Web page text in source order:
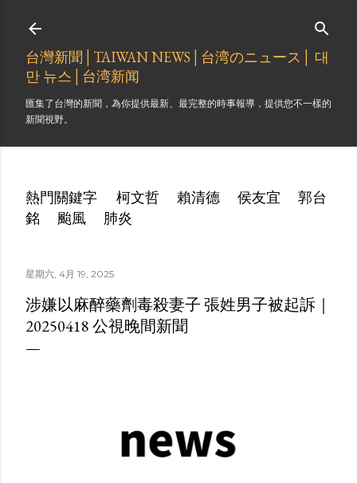
台灣新聞│TAIWAN NEWS│台湾のニュース│ 대
만 뉴스│台湾新闻
匯集了台灣的新聞，為你提供最新、最完整的時事報導，提供您不一樣的
新聞視野。
熱門關鍵字 柯文哲 賴清德 侯友宜
郭台
銘
颱風 肺炎
星期六, 4月 19, 2025
涉嫌以麻醉藥劑毒殺妻子 張姓男子被起訴｜
20250418 公視晚間新聞